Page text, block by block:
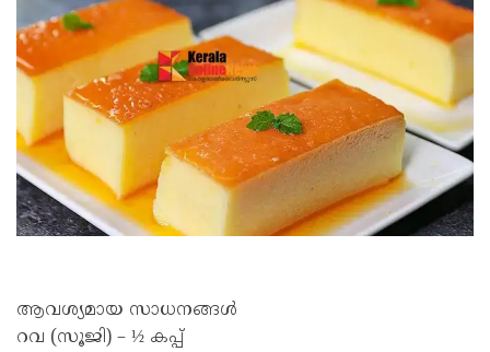
ആവശ്യമായ സാധനങ്ങൾ
റവ (സൂജി) – ½ കപ്പ്